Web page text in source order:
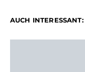
AUCH INTERESSANT: